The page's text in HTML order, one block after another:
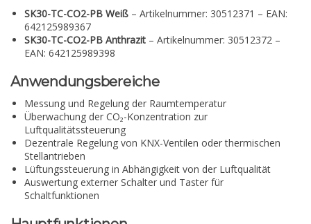
SK30-TC-CO2-PB Weiß – Artikelnummer: 30512371 – EAN:
642125989367
SK30-TC-CO2-PB Anthrazit – Artikelnummer: 30512372 –
EAN: 642125989398
Anwendungsbereiche
Messung und Regelung der Raumtemperatur
Überwachung der CO₂-Konzentration zur
Luftqualitätssteuerung
Dezentrale Regelung von KNX-Ventilen oder thermischen
Stellantrieben
Lüftungssteuerung in Abhängigkeit von der Luftqualität
Auswertung externer Schalter und Taster für
Schaltfunktionen